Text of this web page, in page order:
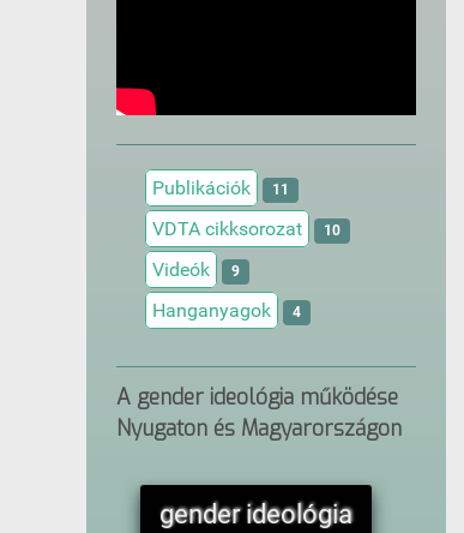
Publikációk 11
VDTA cikksorozat 10
Videók 9
Hanganyagok 4
A gender ideológia működése
Nyugaton és Magyarországon
gender ideológia